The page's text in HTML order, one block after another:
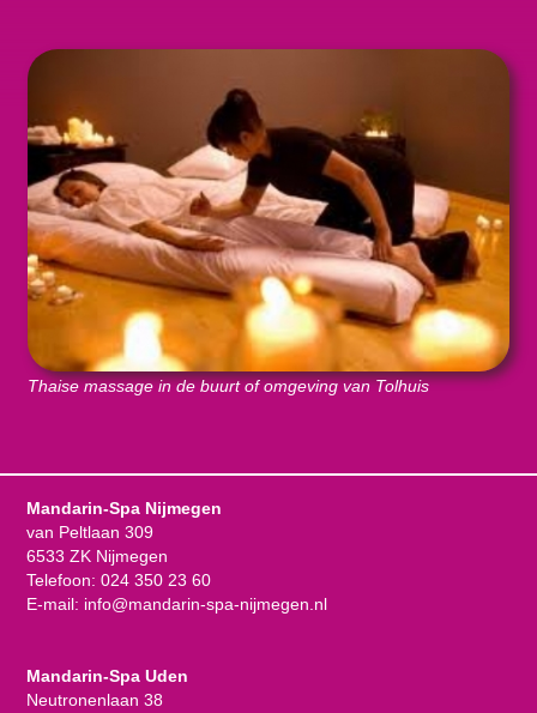
Thaise massage in de buurt of omgeving van Tolhuis
Mandarin-Spa Nijmegen
van Peltlaan 309
6533 ZK Nijmegen
Telefoon: 024 350 23 60
E-mail: info@mandarin-spa-nijmegen.nl
Mandarin-Spa Uden
Neutronenlaan 38